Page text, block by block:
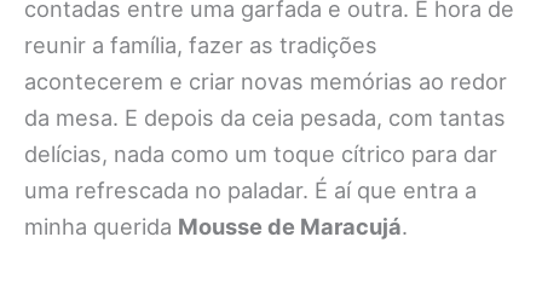
contadas entre uma garfada e outra. É hora de
reunir a família, fazer as tradições
acontecerem e criar novas memórias ao redor
da mesa. E depois da ceia pesada, com tantas
delícias, nada como um toque cítrico para dar
uma refrescada no paladar. É aí que entra a
minha querida Mousse de Maracujá.